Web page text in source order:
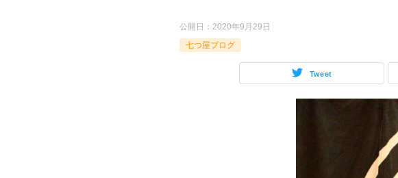
公開日： 2020年9月29日
七つ屋ブログ
Tweet